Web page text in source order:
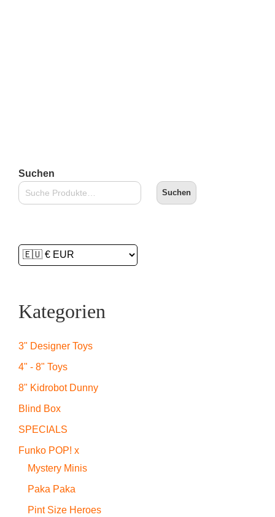
Suchen
Suchen
Kategorien
3" Designer Toys
4" - 8" Toys
8" Kidrobot Dunny
Blind Box
SPECIALS
Funko POP! x
Mystery Minis
Paka Paka
Pint Size Heroes